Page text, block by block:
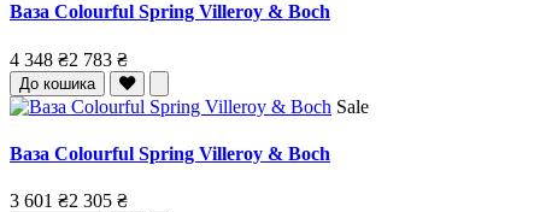
Ваза Colourful Spring Villeroy & Boch
4 348 ₴2 783 ₴
До кошика
Sale
Ваза Colourful Spring Villeroy & Boch
3 601 ₴2 305 ₴